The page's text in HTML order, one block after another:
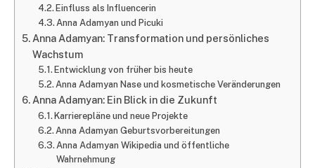
Einfluss als Influencerin
Anna Adamyan und Picuki
Anna Adamyan: Transformation und persönliches
Wachstum
Entwicklung von früher bis heute
Anna Adamyan Nase und kosmetische Veränderungen
Anna Adamyan: Ein Blick in die Zukunft
Karrierepläne und neue Projekte
Anna Adamyan Geburtsvorbereitungen
Anna Adamyan Wikipedia und öffentliche
Wahrnehmung